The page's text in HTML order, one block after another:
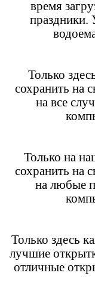
время
праздники.
Только
сохранить на
на все
Только на
сохранить на
на любые
Только здесь
лучшие
отличные